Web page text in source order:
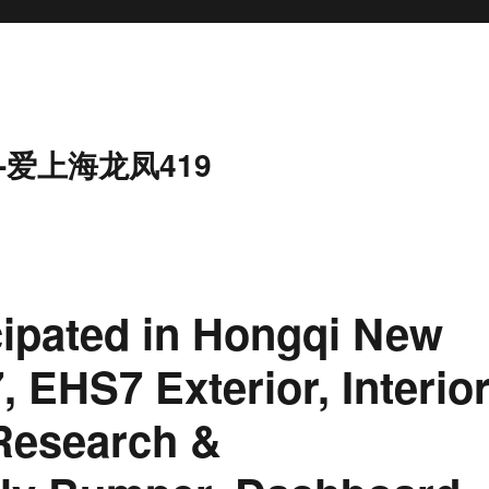
上海龙凤419
in Hongqi New
EHS7 Exterior, Interior
&